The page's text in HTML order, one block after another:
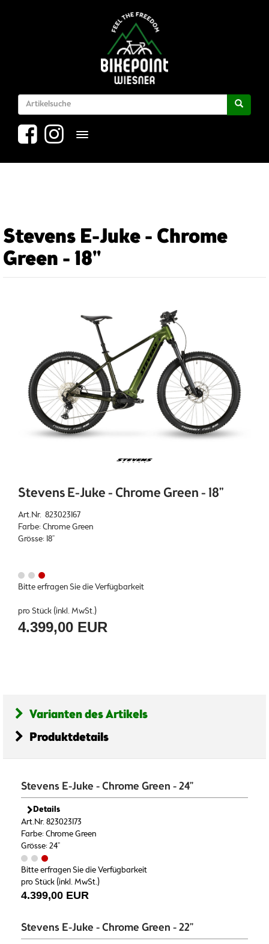
Toggle navigation
Stevens E-Juke - Chrome
Green - 18"
Stevens E-Juke - Chrome Green - 18"
Art.Nr. 823023167
Farbe: Chrome Green
Grösse: 18"
Bitte erfragen Sie die Verfügbarkeit
pro Stück (inkl. MwSt.)
4.399,00 EUR
Varianten des Artikels
Produktdetails
Stevens E-Juke - Chrome Green - 24"
Details
Art.Nr. 823023173
Farbe: Chrome Green
Grösse: 24"
Bitte erfragen Sie die Verfügbarkeit
pro Stück (inkl. MwSt.)
4.399,00 EUR
Stevens E-Juke - Chrome Green - 22"